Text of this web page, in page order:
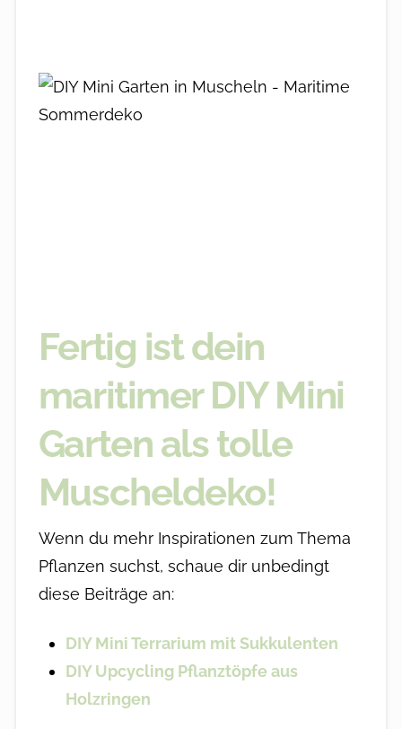
Fertig ist dein
maritimer DIY Mini
Garten als tolle
Muscheldeko!
Wenn du mehr Inspirationen zum Thema
Pflanzen suchst, schaue dir unbedingt
diese Beiträge an:
DIY Mini Terrarium mit Sukkulenten
DIY Upcycling Pflanztöpfe aus
Holzringen